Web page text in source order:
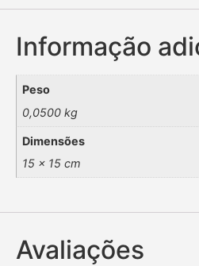
Informação
Peso
0,0500 kg
Dimensões
15 × 15 cm
Avaliações